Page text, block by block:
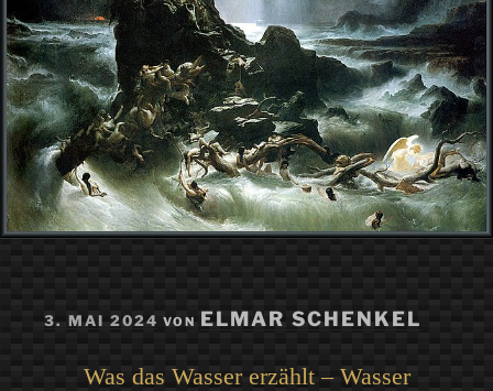
AM
3. MAI 2024 VON ELMAR SCHENKEL
Was das Wasser erzählt – Wasser